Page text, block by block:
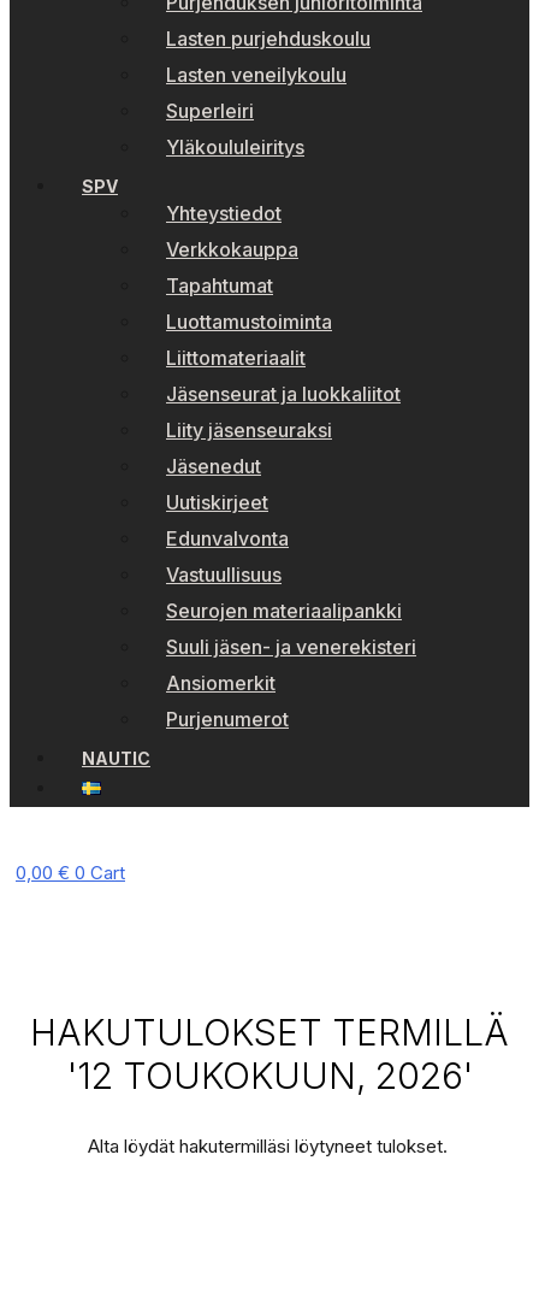
Lasten purjehduskoulu
Lasten veneilykoulu
Superleiri
Yläkoululeiritys
SPV
Yhteystiedot
Verkkokauppa
Tapahtumat
Luottamustoiminta
Liittomateriaalit
Jäsenseurat ja luokkaliitot
Liity jäsenseuraksi
Jäsenedut
Uutiskirjeet
Edunvalvonta
Vastuullisuus
Seurojen materiaalipankki
Suuli jäsen- ja venerekisteri
Ansiomerkit
Purjenumerot
NAUTIC
0,00 € 0 Cart
HAKUTULOKSET TERMILLÄ
'12 TOUKOKUUN, 2026'
Alta löydät hakutermilläsi löytyneet tulokset.